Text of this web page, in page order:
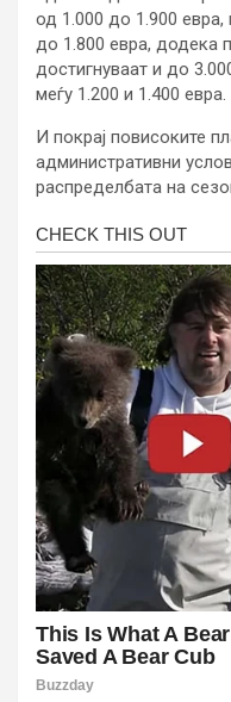
од 1.000 до 1.900
до 1.800 евра, додека
достигнуваат и до
меѓу 1.200 и 1.400 евра.
И покрај повисоките
административни
распределбата на